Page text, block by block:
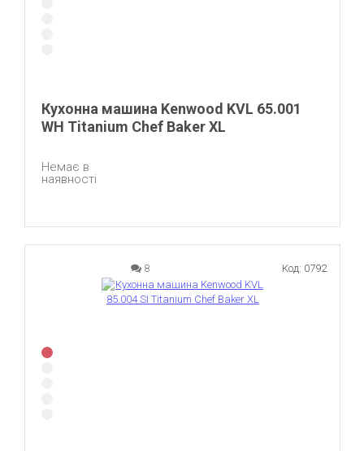
Кухонна машина Kenwood KVL 65.001
WH Titanium Chef Baker XL
Немає в
наявності
8 Код: 0792